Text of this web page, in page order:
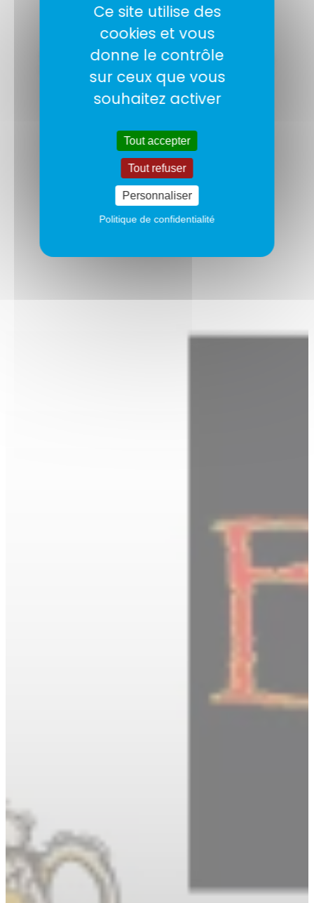
Soirée ambiance
Féria
Ce site utilise des
cookies et vous
donne le contrôle
sur ceux que vous
souhaitez activer
Tout accepter
Tout refuser
Personnaliser
Politique de confidentialité